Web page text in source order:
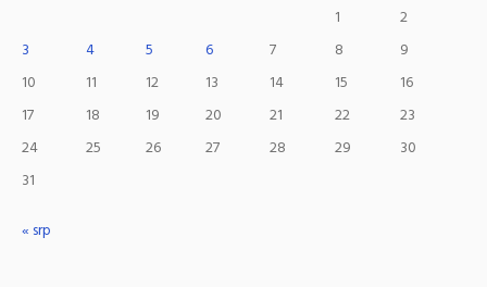
1
2
3
4 5 6 7 8
9
10
11 12 13 14 15
16
17
18 19 20 21 22
23
24
25 26 27 28 29
30
31
« srp